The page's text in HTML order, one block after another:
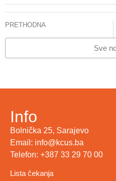
PRETHODNA
Sve
Info
Bolnička 25, Sarajevo
Email: info@kcus.ba
Telefon: +387 33 29 70 00
Lista čekanja